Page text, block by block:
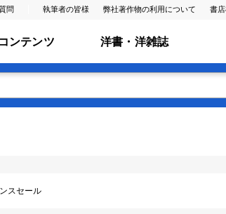
問 執筆者の皆様 弊社著作物の利用について 書
ンテンツ 洋書・洋雑誌
スセール